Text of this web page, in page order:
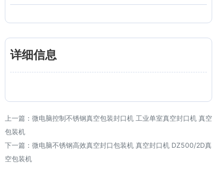
详细信息
上一篇： 微电脑控制不锈钢真空包装封口机 工业单室真空封口机 真空
包装机
下一篇： 微电脑不锈钢高效真空封口包装机 真空封口机 DZ500/2D真
空包装机